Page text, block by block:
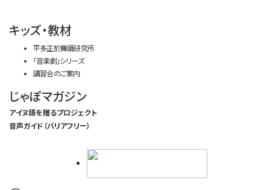
キッズ・教材
平多正於舞踊研究所
「音楽劇」シリーズ
講習会のご案内
じゃぽマガジン
アイヌ語を贈るプロジェクト
音声ガイド（バリアフリー）